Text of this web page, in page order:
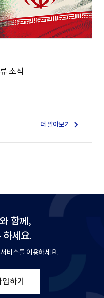
소식
더 알아보기
함께,
하세요.
비스를 이용하세요.
하기